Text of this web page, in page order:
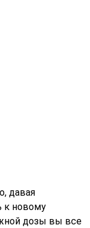
давая
к новому
дозы вы все